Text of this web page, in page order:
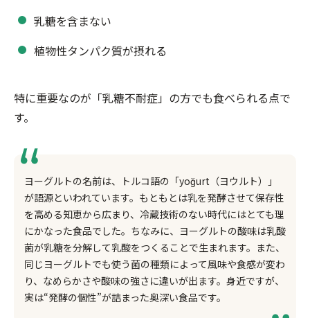
乳糖を含まない
植物性タンパク質が摂れる
特に重要なのが「乳糖不耐症」の方でも食べられる点で
す。
ヨーグルトの名前は、トルコ語の「yoğurt（ヨウルト）」
が語源といわれています。もともとは乳を発酵させて保存性
を高める知恵から広まり、冷蔵技術のない時代にはとても理
にかなった食品でした。ちなみに、ヨーグルトの酸味は乳酸
菌が乳糖を分解して乳酸をつくることで生まれます。また、
同じヨーグルトでも使う菌の種類によって風味や食感が変わ
り、なめらかさや酸味の強さに違いが出ます。身近ですが、
実は“発酵の個性”が詰まった奥深い食品です。